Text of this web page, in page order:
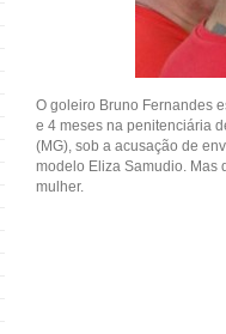
O goleiro Bruno Fernandes
e 4 meses na penitenciária
(MG), sob a acusação de
modelo Eliza Samudio. Mas
mulher.